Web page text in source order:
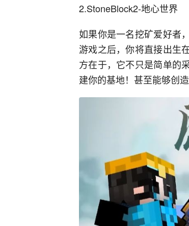
2.StoneBlock2-地心世界
如果你是一名挖矿爱好者
游戏之后，你将直接出生
方在于，它不只是简单的
建你的基地！甚至能够创